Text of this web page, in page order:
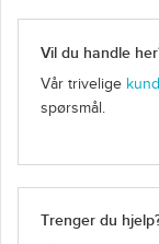
Vil du handle
Vår trivelige
spørsmål.
Trenger du